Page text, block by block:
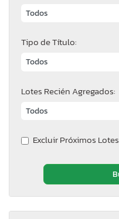
Tipo de Título:
Lotes Recién Agregados:
Excluir Próximos Lotes